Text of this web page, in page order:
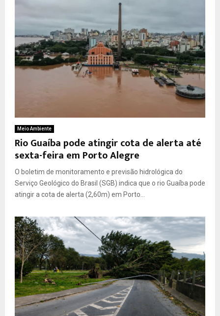
Meio Ambiente
Rio Guaíba pode atingir cota de alerta até
sexta-feira em Porto Alegre
O boletim de monitoramento e previsão hidrológica do
Serviço Geológico do Brasil (SGB) indica que o rio Guaíba pode
atingir a cota de alerta (2,60m) em Porto...